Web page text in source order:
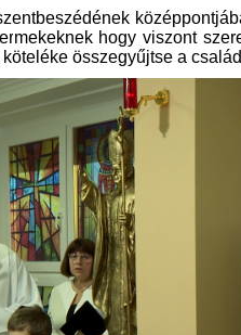
hogy viszont
összegyűjtse a